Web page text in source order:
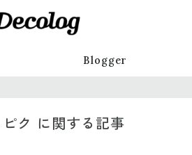
Blogger
ク に関する記事